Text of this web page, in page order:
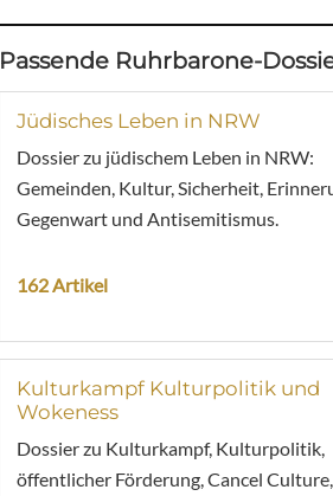
Passende Ruhrbarone-
Jüdisches Leben in NRW
Dossier zu jüdischem Leben in NRW:
Gemeinden, Kultur, Sicherheit,
Gegenwart und Antisemitismus.
162 Artikel
Kulturkampf Kulturpolitik und
Wokeness
Dossier zu Kulturkampf, Kulturpolitik,
öffentlicher Förderung, Cancel Culture,